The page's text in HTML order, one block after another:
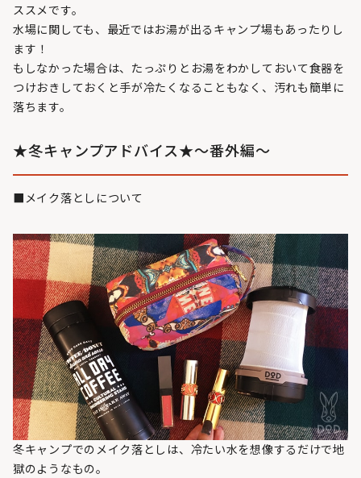
ススメです。
水場に関しても、最近ではお湯が出るキャンプ場もあったりし
ます！
もしなかった場合は、たっぷりとお湯をわかしておいて食器を
つけおきしておくと手が冷たくなることもなく、汚れも簡単に
落ちます。
★冬キャンプアドバイス★～番外編～
■メイク落としについて
冬キャンプでのメイク落としは、冷たい水を想像するだけで地
獄のようなもの。